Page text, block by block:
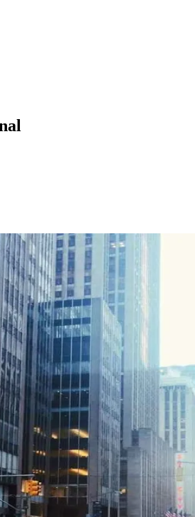
do Bom JesusRecanto Phrynéa
CajamarCaieirasFranco da Rocha